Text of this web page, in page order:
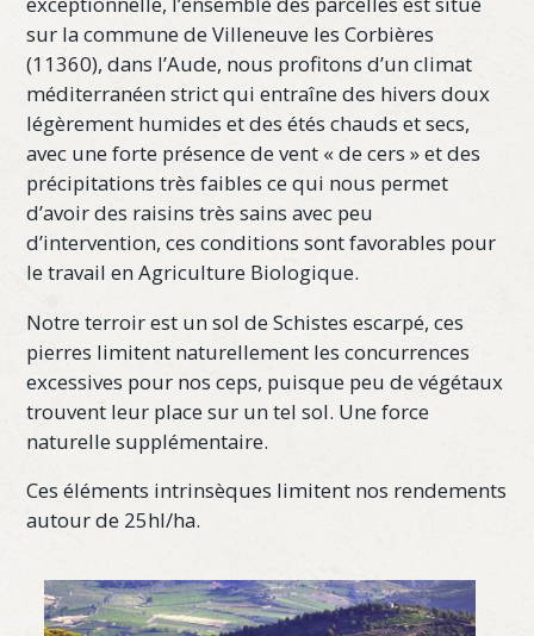
sur la commune de Villeneuve les Corbières
(11360), dans l’Aude, nous profitons d’un climat
méditerranéen strict qui entraîne des hivers doux
légèrement humides et des étés chauds et secs,
avec une forte présence de vent « de cers » et des
précipitations très faibles ce qui nous permet
d’avoir des raisins très sains avec peu
d’intervention, ces conditions sont favorables pour
le travail en Agriculture Biologique.
Notre terroir est un sol de Schistes escarpé, ces
pierres limitent naturellement les concurrences
excessives pour nos ceps, puisque peu de végétaux
trouvent leur place sur un tel sol. Une force
naturelle supplémentaire.
Ces éléments intrinsèques limitent nos rendements
autour de 25hl/ha.